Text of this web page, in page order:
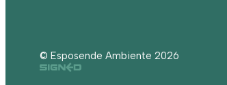
© Esposende Ambiente 2026